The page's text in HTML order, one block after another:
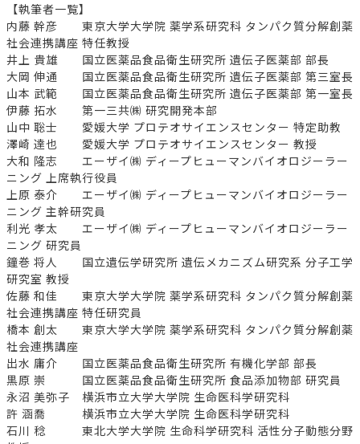
【執筆者一覧】
内藤 幹彦 東京大学大学院 薬学系研究科 タンパク質分解創薬
社会連携講座 特任教授
井上 貴雄 国立医薬品食品衛生研究所 遺伝子医薬部 部長
大岡 伸通 国立医薬品食品衛生研究所 遺伝子医薬部 第三室長
山本 武範 国立医薬品食品衛生研究所 遺伝子医薬部 第一室長
伊藤 拓水 第一三共㈱ 研究開発本部
山中 聡士 愛媛大学 プロテオサイエンスセンター 特定助教
澤崎 達也 愛媛大学 プロテオサイエンスセンター 教授
大和 隆志 エーザイ㈱ ディープヒューマンバイオロジーラー
ニング 上席執行役員
上原 泰介 エーザイ㈱ ディープヒューマンバイオロジーラー
ニング 主幹研究員
利光 孝太 エーザイ㈱ ディープヒューマンバイオロジーラー
ニング 研究員
鐘巻 将人 国立遺伝学研究所 遺伝メカニズム研究系 分子工学
研究室 教授
佐藤 和佳 東京大学大学院 薬学系研究科 タンパク質分解創薬
社会連携講座 特任研究員
橋本 創太 東京大学大学院 薬学系研究科 タンパク質分解創薬
社会連携講座
出水 庸介 国立医薬品食品衛生研究所 有機化学部 部長
黒原 崇 国立医薬品食品衛生研究所 食品添加物部 研究員
永沼 美弥子 横浜市立大学大学院 生命医科学研究科
許 涵喬 横浜市立大学大学院 生命医科学研究科
石川 稔 東北⼤学⼤学院 ⽣命科学研究科 活性分⼦動態分野